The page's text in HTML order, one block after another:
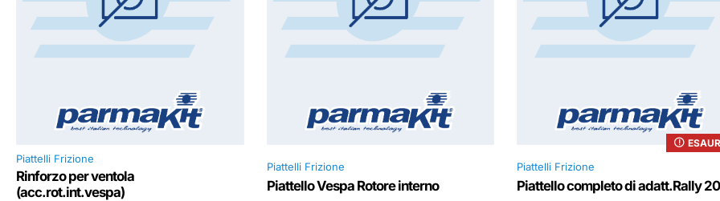
Piattelli Frizione
Rinforzo per ventola
(acc.rot.int.vespa)
Piattelli Frizione
Piattello Vespa Rotore interno
Piattelli Frizione
Piattello completo di adatt.Rally